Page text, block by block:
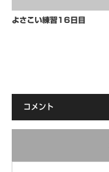
よさこい練習16日目
コメント